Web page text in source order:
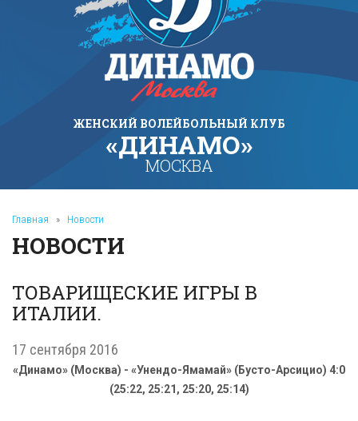
ЖЕНСКИЙ ВОЛЕЙБОЛЬНЫЙ КЛУБ
«ДИНАМО»
МОСКВА
Главная » Новости
НОВОСТИ
ТОВАРИЩЕСКИЕ ИГРЫ В
ИТАЛИИ.
17 сентября 2016
«Динамо» (Москва) - «Унендо-Ямамай» (Бусто-Арсицио) 4:0
(25:22, 25:21, 25:20, 25:14)